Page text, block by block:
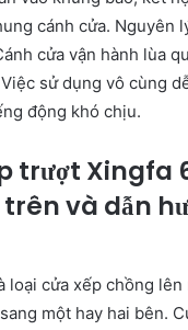
cánh cửa. Nguyên
cửa vận hành lùa
sử dụng vô cùng
động khó chịu.
trượt Xingfa
và dẫn
loại cửa xếp chồng
một hay hai bên.